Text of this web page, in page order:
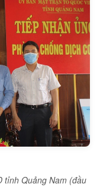
tỉnh Quảng Nam (đầu